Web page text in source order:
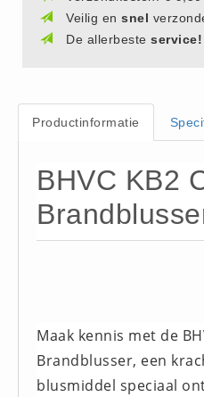
AED batterijen (12)
AED binnen - buiten kasten
Beademings materialen (6)
BHV Kasten
BHV Kleding
Evacuatie - Zaklampen (0)
Kleding - Hesjes (0)
Brandblusmiddelen
Veilig en snel
De allerbeste service!
Productinformatie
BHVC KB2
Maak kennis met de
Brandblusser, een
blusmiddel speciaal